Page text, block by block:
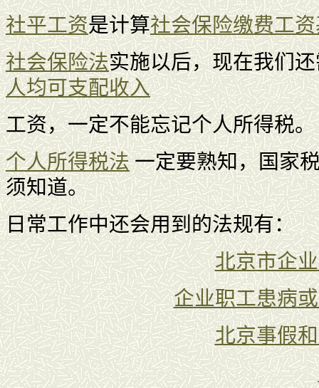
社平工资是计算社会保险缴费工
社会保险法实施以后，现在我们
人均可支配收入
工资，一定不能忘记个人所得税。
个人所得税法一定要熟知，国家
须知道。
日常工作中还会用到的法规有：
北京市企
企业职工患病
北京事假